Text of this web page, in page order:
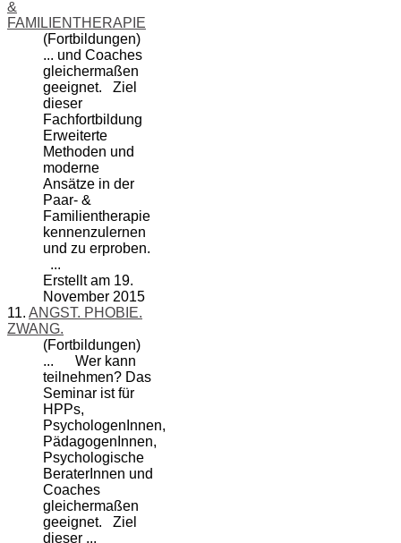
&
FAMILIENTHERAPIE
(Fortbildungen)
... und Coaches
gleichermaßen
geeignet. Ziel
dieser
Fachfortbildung
Erweiterte
Methoden und
moderne
Ansätze in der
Paar- &
Familientherapie
kennenzulernen
und zu erproben.
...
Erstellt am 19.
November 2015
11. ANGST. PHOBIE.
ZWANG.
(Fortbildungen)
... Wer kann
teilnehmen? Das
Seminar ist für
HPPs,
PsychologenInnen,
PädagogenInnen,
Psychologische
BeraterInnen und
Coaches
gleichermaßen
geeignet. Ziel
dieser ...